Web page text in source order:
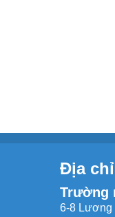
Địa chỉ
Trường
6-8 Lương